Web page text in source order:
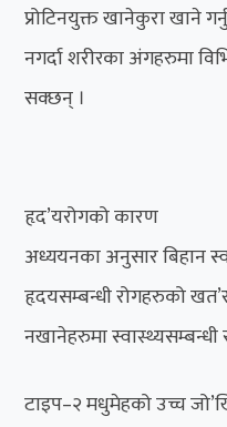
प्रोटिनयुक्त खानेकुरा खाने
नगर्दा शरीरका अंगहरुमा
सक्छन् ।
हृद’यरोगको कारण
अध्ययनका अनुसार बिहान
हृदयसम्बन्धी रोगहरुको
नखानेहरुमा
टाइप–२ मधुमेहको उच्च